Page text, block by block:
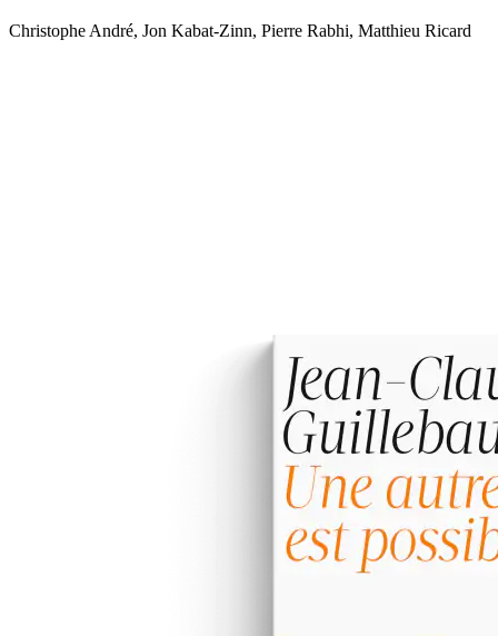
Christophe André, Jon Kabat-Zinn, Pierre Rabhi, Matthieu Ricard